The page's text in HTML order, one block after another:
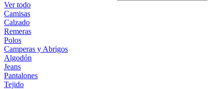
Ver todo
Camisas
Calzado
Remeras
Polos
Camperas y Abrigos
Algodón
Jeans
Pantalones
Tejido